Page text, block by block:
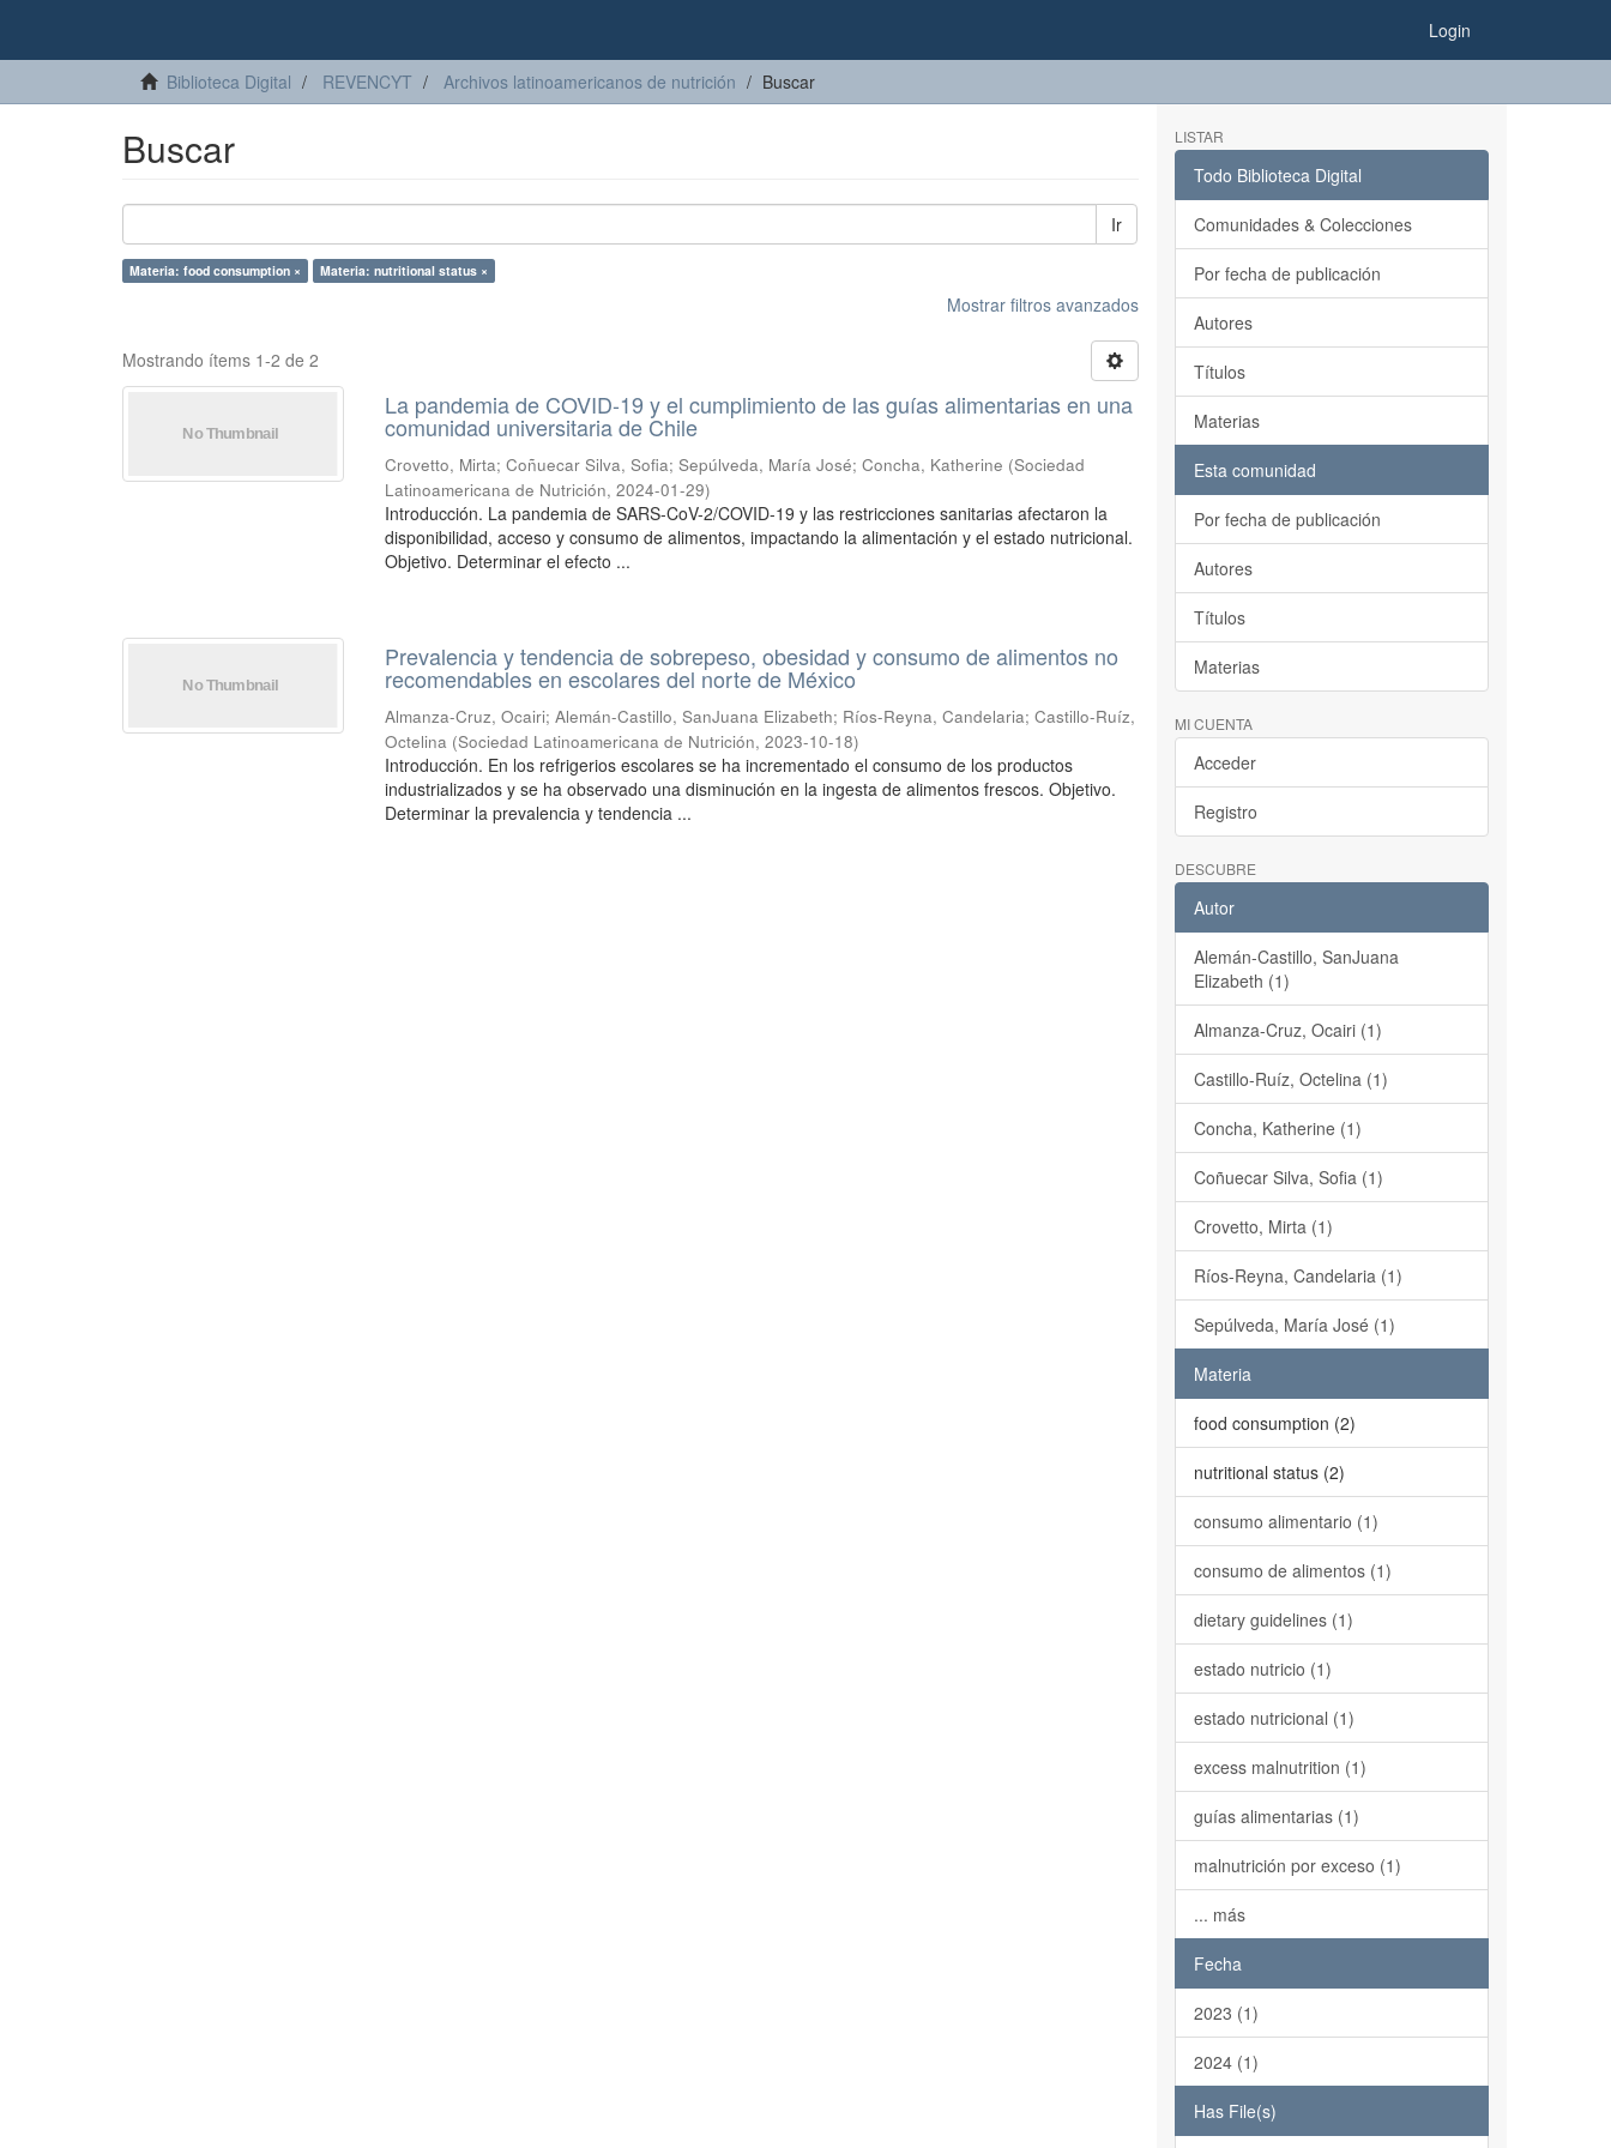
Login
Biblioteca Digital REVENCYT Archivos latinoamericanos de nutrición Buscar
Buscar
Ir
Materia: food consumption × Materia: nutritional status ×
Mostrar filtros avanzados
Mostrando ítems 1-2 de 2
La pandemia de COVID-19 y el cumplimiento de las guías alimentarias en una
comunidad universitaria de Chile
Crovetto, Mirta;Coñuecar Silva, Sofia;Sepúlveda, María José;Concha, Katherine (Sociedad
Latinoamericana de Nutrición,2024-01-29)
Introducción. La pandemia de SARS-CoV-2/COVID-19 y las restricciones sanitarias afectaron la
disponibilidad, acceso y consumo de alimentos, impactando la alimentación y el estado nutricional.
Objetivo. Determinar el efecto ...
Prevalencia y tendencia de sobrepeso, obesidad y consumo de alimentos no
recomendables en escolares del norte de México
Almanza-Cruz, Ocairi;Alemán-Castillo, SanJuana Elizabeth; Ríos-Reyna, Candelaria;Castillo-Ruíz,
Octelina (Sociedad Latinoamericana de Nutrición,2023-10-18)
Introducción. En los refrigerios escolares se ha incrementado el consumo de los productos
industrializados y se ha observado una disminución en la ingesta de alimentos frescos. Objetivo.
Determinar la prevalencia y tendencia ...
LISTAR
Todo Biblioteca Digital
Comunidades & Colecciones
Por fecha de publicación
Autores
Títulos
Materias
Esta comunidad
Por fecha de publicación
Autores
Títulos
Materias
MI CUENTA
Acceder
Registro
DESCUBRE
Autor
Alemán-Castillo, SanJuana
Elizabeth (1)
Almanza-Cruz, Ocairi (1)
Castillo-Ruíz, Octelina (1)
Concha, Katherine (1)
Coñuecar Silva, Sofia (1)
Crovetto, Mirta (1)
Ríos-Reyna, Candelaria (1)
Sepúlveda, María José (1)
Materia
food consumption (2)
nutritional status (2)
consumo alimentario (1)
consumo de alimentos (1)
dietary guidelines (1)
estado nutricio (1)
estado nutricional (1)
excess malnutrition (1)
guías alimentarias (1)
malnutrición por exceso (1)
... más
Fecha
2023 (1)
2024 (1)
Has File(s)